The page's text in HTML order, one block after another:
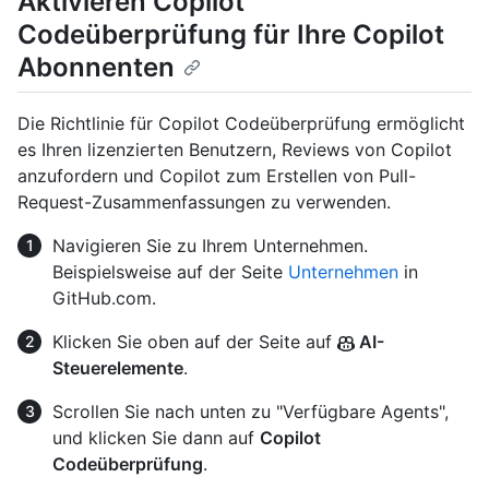
Codeüberprüfung für Ihre Copilot
Abonnenten
Die Richtlinie für Copilot Codeüberprüfung ermöglicht
es Ihren lizenzierten Benutzern, Reviews von Copilot
anzufordern und Copilot zum Erstellen von Pull-
Request-Zusammenfassungen zu verwenden.
Navigieren Sie zu Ihrem Unternehmen.
Beispielsweise auf der Seite Unternehmen in
GitHub.com.
Klicken Sie oben auf der Seite auf
AI-
Steuerelemente.
Scrollen Sie nach unten zu "Verfügbare Agents",
und klicken Sie dann auf Copilot
Codeüberprüfung.